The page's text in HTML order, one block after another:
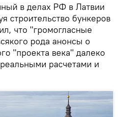
в делах РФ в Латвии
строительство бункеров
что "громогласные
рода анонсы о
"проекта века" далеко
расчетами и